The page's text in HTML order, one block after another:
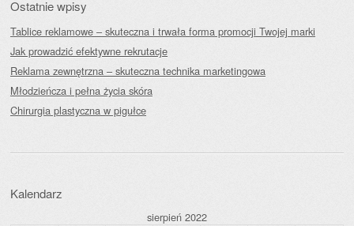
Ostatnie wpisy
Tablice reklamowe – skuteczna i trwała forma promocji Twojej marki
Jak prowadzić efektywne rekrutacje
Reklama zewnętrzna – skuteczna technika marketingowa
Młodzieńcza i pełna życia skóra
Chirurgia plastyczna w pigułce
Kalendarz
sierpień 2022